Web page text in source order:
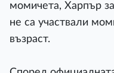
момичета, Харпър
не са участвали
възраст.